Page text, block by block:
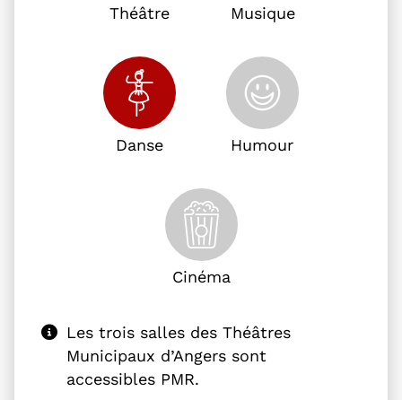
Théâtre Musique
Danse Humour
Cinéma
Les trois salles des Théâtres
Municipaux d’Angers sont
accessibles PMR.